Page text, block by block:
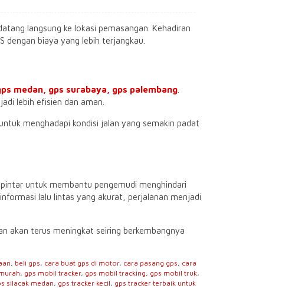
langsung ke lokasi pemasangan. Kehadiran
dengan biaya yang lebih terjangkau.
medan, gps surabaya , gps palembang
lebih efisien dan aman.
menghadapi kondisi jalan yang semakin padat
untuk membantu pengemudi menghindari
lalu lintas yang akurat, perjalanan menjadi
akan terus meningkat seiring berkembangnya
, beli gps, cara buat gps di motor, cara pasang gps, cara
, gps mobil tracker, gps mobil tracking, gps mobil truk,
silacak medan, gps tracker kecil, gps tracker terbaik untuk